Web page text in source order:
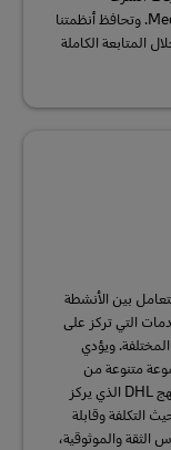
والامتثال، مثل Air Controlnet وMedical Express. وتحافظ أنظمتنا
المتابعة الكاملة
بين الأنشطة
التي تركز على
ويؤدي
متنوعة من
الأماكن إلى تعزيز إمكانية الوصول والراحة. ويوفر نهج DHL الذي يركز
التكلفة وقابلة
الثقة والموثوقية،